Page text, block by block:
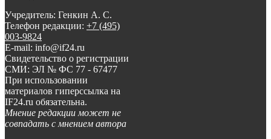
Учредитель: Генкин А. С.
Телефон редакции: +7 (495)
003-9824
E-mail: info@if24.ru
Свидетельство о регистрации
СМИ: ЭЛ № ФС 77 - 67477
При использовании
материалов гиперссылка на
IF24.ru обязательна.
Мнение редакции может не
совпадать с мнением автора